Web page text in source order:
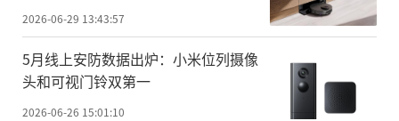
2026-06-29 13:43:57
5月线上安防数据出炉：小米位列摄像
头和可视门铃双第一
2026-06-26 15:01:10